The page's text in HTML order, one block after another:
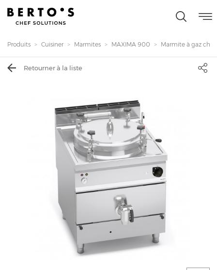
Produits Cuisiner Marmites MAXIMA 900 Marmite à gaz
Retourner à la liste